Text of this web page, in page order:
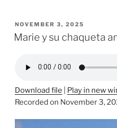
POSTED
ON
NOVEMBER 3, 2025
Marie y su chaqueta
Download file Play in new
Recorded on November 3,